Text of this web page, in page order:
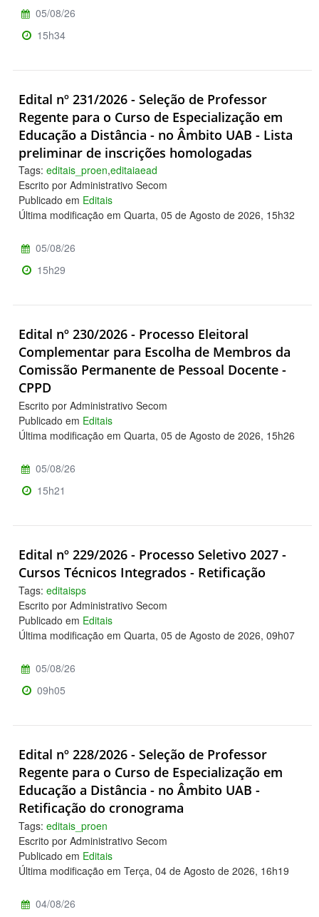
05/08/26
15h34
Edital nº 231/2026 - Seleção de Professor
Regente para o Curso de Especialização em
Educação a Distância - no Âmbito UAB - Lista
preliminar de inscrições homologadas
Tags: editais_proen,editaiaead
Escrito por Administrativo Secom
Publicado em Editais
Última modificação em Quarta, 05 de Agosto de 2026, 15h32
05/08/26
15h29
Edital nº 230/2026 - Processo Eleitoral
Complementar para Escolha de Membros da
Comissão Permanente de Pessoal Docente -
CPPD
Escrito por Administrativo Secom
Publicado em Editais
Última modificação em Quarta, 05 de Agosto de 2026, 15h26
05/08/26
15h21
Edital nº 229/2026 - Processo Seletivo 2027 -
Cursos Técnicos Integrados - Retificação
Tags: editaisps
Escrito por Administrativo Secom
Publicado em Editais
Última modificação em Quarta, 05 de Agosto de 2026, 09h07
05/08/26
09h05
Edital nº 228/2026 - Seleção de Professor
Regente para o Curso de Especialização em
Educação a Distância - no Âmbito UAB -
Retificação do cronograma
Tags: editais_proen
Escrito por Administrativo Secom
Publicado em Editais
Última modificação em Terça, 04 de Agosto de 2026, 16h19
04/08/26